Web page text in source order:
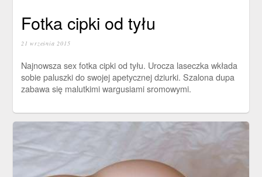
Fotka cipki od tyłu
21 września 2015
Najnowsza sex fotka cipki od tyłu. Urocza laseczka wkłada
sobie paluszki do swojej apetycznej dziurki. Szalona dupa
zabawa się malutkimi wargusiami sromowymi.